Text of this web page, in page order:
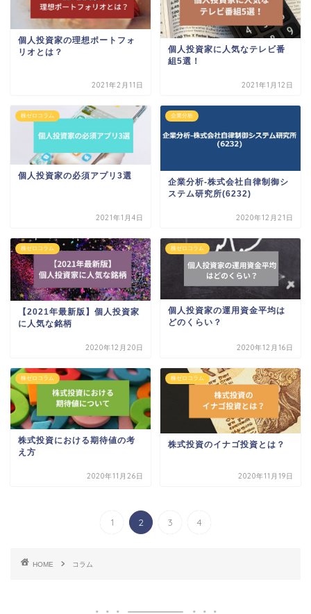
個人投資家の理想ポートフォ
リオとは？
2021年2月11日
個人投資家に人気なテレビ番
組5選！
2021年1月12日
株ゼロコラム
個人投資家の必須アプリ3選
2021年1月4日
企業分析
企業分析-株式会社自律制御シ
ステム研究所(6232)
2020年12月21日
株ゼロコラム
【2021年最新版】個人投資家
に人気な銘柄
2020年12月20日
株ゼロコラム
個人投資家の運用資金平均は
どのくらい？
2020年12月16日
株ゼロコラム
株式投資における期待値の考
え方
2020年11月26日
株ゼロコラム
株式投資のイナゴ投資とは？
2020年11月19日
1 2 3 4
HOME コラム